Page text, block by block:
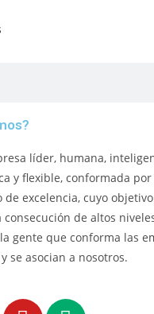
líder, humana,
y flexible, conformada
excelencia, cuyo objetivo
de altos
gente que conforma las
se asocian a nosotros.